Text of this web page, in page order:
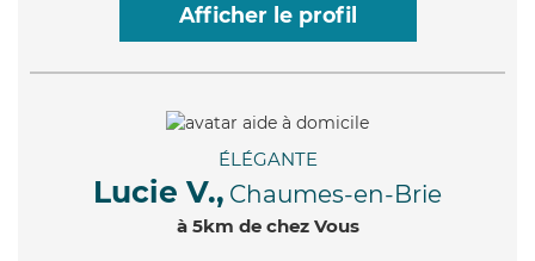
Afficher le profil
ÉLÉGANTE
Lucie V., Chaumes-en-Brie
à 5km de chez Vous